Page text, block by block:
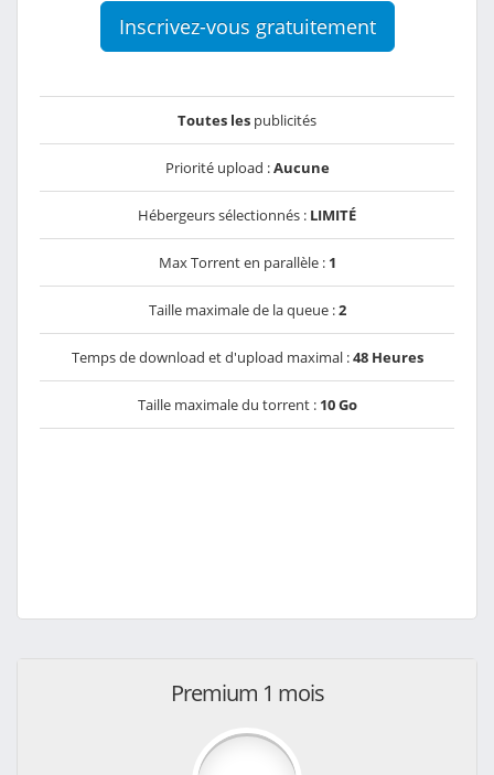
Inscrivez-vous gratuitement
Toutes les publicités
Priorité upload :Aucune
Hébergeurs sélectionnés : LIMITÉ
Max Torrent en parallèle : 1
Taille maximale de la queue :2
Temps de download et d'upload maximal :48 Heures
Taille maximale du torrent : 10 Go
Premium 1 mois